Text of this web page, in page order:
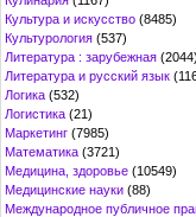
Культура и искусство (8485)
Культурология (537)
Литература : зарубежная (2044)
Литература и русский язык
Логика (532)
Логистика (21)
Маркетинг (7985)
Математика (3721)
Медицина, здоровье (10549)
Медицинские науки (88)
Международное публичное